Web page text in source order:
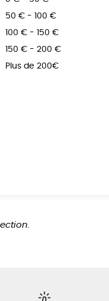
50 € - 100 €
100 € - 150 €
150 € - 200 €
Plus de 200€